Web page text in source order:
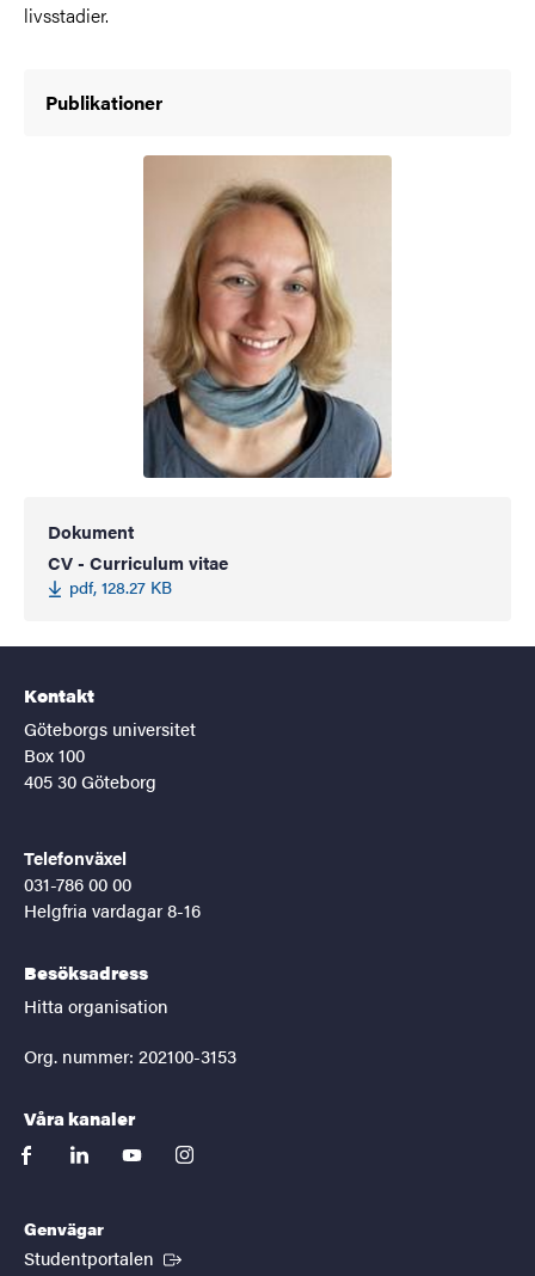
livsstadier.
Publikationer
Dokument
CV - Curriculum vitae
pdf, 128.27 KB
Kontakt
Göteborgs universitet
Box 100
405 30 Göteborg
Telefonväxel
031-786 00 00
Helgfria vardagar 8-16
Besöksadress
Hitta organisation
Org. nummer: 202100-3153
Våra kanaler
facebooklinkedinyoutubeinstagram
Genvägar
Studentportalen (Extern länk)